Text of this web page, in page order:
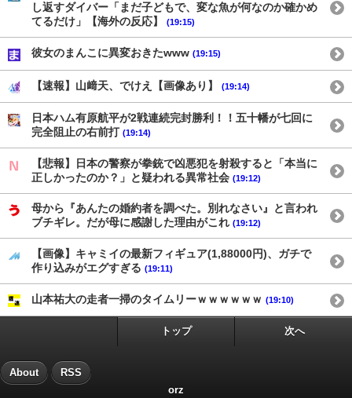
し返すダイバー「まだ子どもで、変な魚が何なのか確かめ
てるだけ」【海外の反応】
(19:15)
彼女のまんこに異変おきたwww (19:15)
【速報】山﨑天、でけえ【画像あり】 (19:14)
日本ハム有原航平が2戦連続完封勝利！！五十幡が七回に
完全阻止の右前打 (19:14)
【悲報】日本の警察が拳銃で凶悪犯を射殺すると「本当に
正しかったのか？」と疑われる異常社会 (19:12)
母から『あんたの婚約者を調べた。別れなさい』と言われ
ブチギレ。だが母に感謝した理由がこれ (19:12)
【画像】キャミイの最新フィギュア(1,88000円)、ガチで
作り込みがエグすぎる (19:11)
山本祐大の走者一掃のタイムリーｗｗｗｗｗｗ (19:10)
トップ 次へ
About RSS
orz